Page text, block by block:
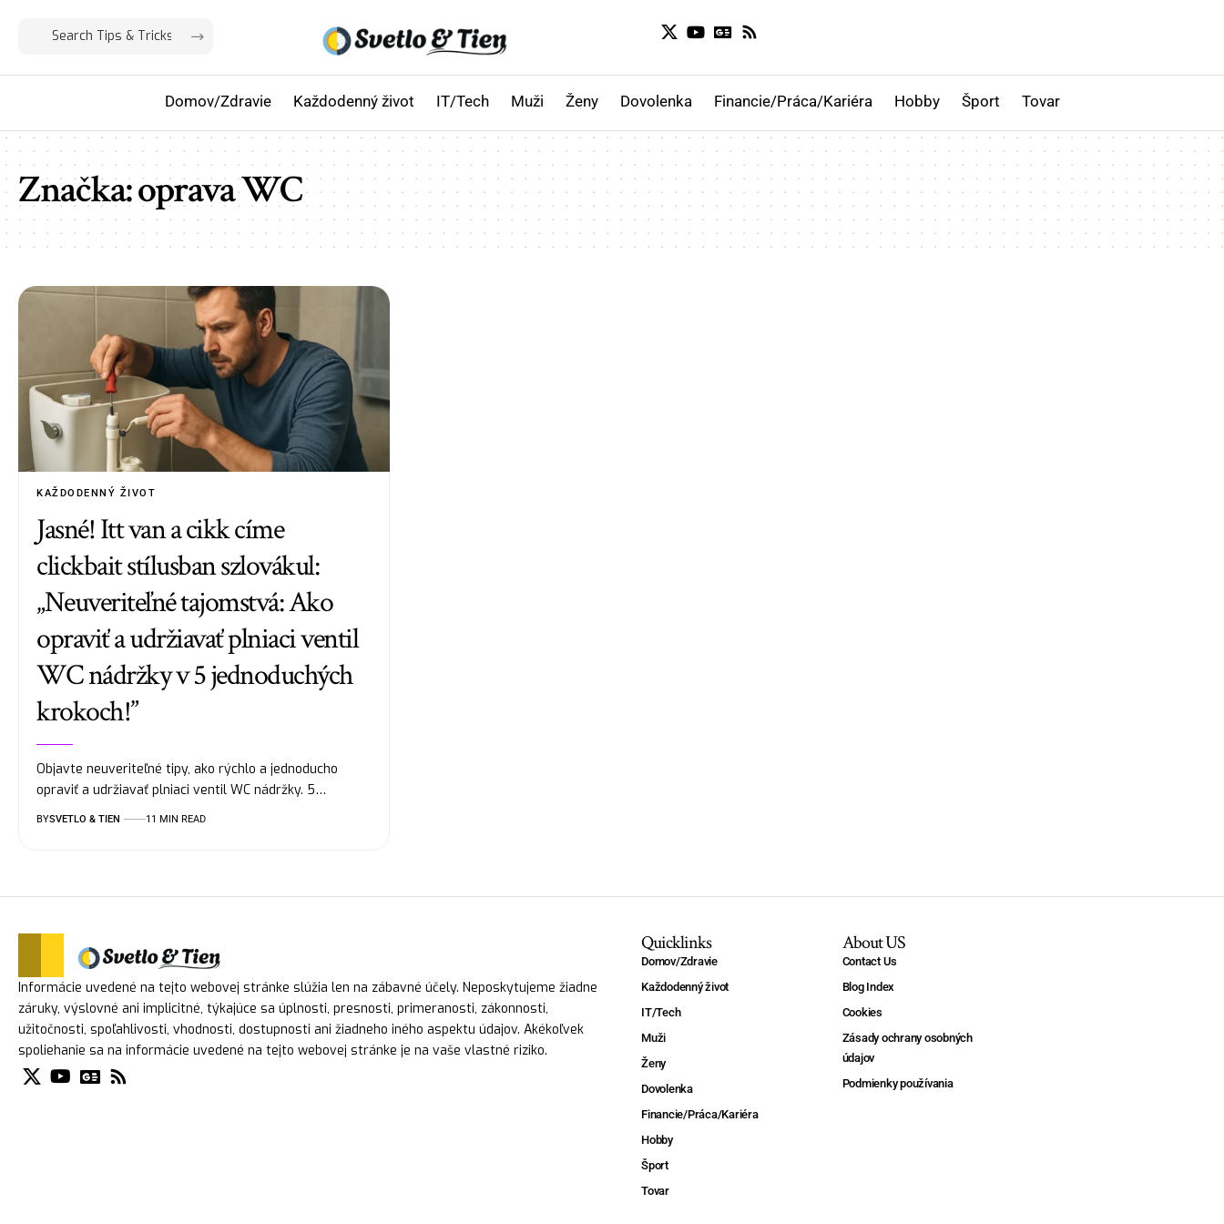
Domov/Zdravie Každodenný život IT/Tech Muži Ženy Dovolenka Financie/Práca/Kariéra Hobby Šport Tovar
Značka:oprava WC
KAŽDODENNÝ ŽIVOT
Jasné! Itt van a cikk címe
clickbait stílusban szlovákul:
„Neuveriteľné tajomstvá: Ako
opraviť a udržiavať plniaci ventil
WC nádržky v 5 jednoduchých
krokoch!”
Objavte neuveriteľné tipy, ako rýchlo a jednoducho
opraviť a udržiavať plniaci ventil WC nádržky. 5…
BYSVETLO & TIEN 11 MIN READ
Informácie uvedené na tejto webovej stránke slúžia len na zábavné účely. Neposkytujeme žiadne
záruky, výslovné ani implicitné, týkajúce sa úplnosti, presnosti, primeranosti, zákonnosti,
užitočnosti, spoľahlivosti, vhodnosti, dostupnosti ani žiadneho iného aspektu údajov. Akékoľvek
spoliehanie sa na informácie uvedené na tejto webovej stránke je na vaše vlastné riziko.
Quicklinks
Domov/Zdravie
Každodenný život
IT/Tech
Muži
Ženy
Dovolenka
Financie/Práca/Kariéra
Hobby
Šport
Tovar
About US
Contact Us
Blog Index
Cookies
Zásady ochrany osobných
údajov
Podmienky používania